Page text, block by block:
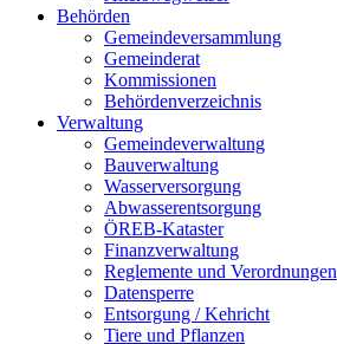
Behörden
Gemeindeversammlung
Gemeinderat
Kommissionen
Behördenverzeichnis
Verwaltung
Gemeindeverwaltung
Bauverwaltung
Wasserversorgung
Abwasserentsorgung
ÖREB-Kataster
Finanzverwaltung
Reglemente und Verordnungen
Datensperre
Entsorgung / Kehricht
Tiere und Pflanzen